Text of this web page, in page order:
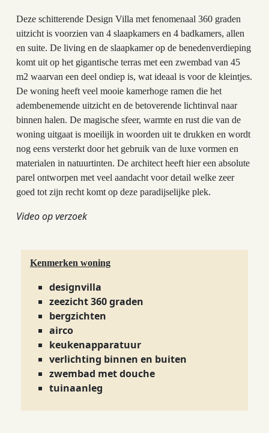
Deze schitterende Design Villa met fenomenaal 360 graden
uitzicht is voorzien van 4 slaapkamers en 4 badkamers, allen
en suite. De living en de slaapkamer op de benedenverdieping
komt uit op het gigantische terras met een zwembad van 45
m2 waarvan een deel ondiep is, wat ideaal is voor de kleintjes.
De woning heeft veel mooie kamerhoge ramen die het
adembenemende uitzicht en de betoverende lichtinval naar
binnen halen. De magische sfeer, warmte en rust die van de
woning uitgaat is moeilijk in woorden uit te drukken en wordt
nog eens versterkt door het gebruik van de luxe vormen en
materialen in natuurtinten. De architect heeft hier een absolute
parel ontworpen met veel aandacht voor detail welke zeer
goed tot zijn recht komt op deze paradijselijke plek.
Video op verzoek
Kenmerken woning
designvilla
zeezicht 360 graden
bergzichten
airco
keukenapparatuur
verlichting binnen en buiten
zwembad met douche
tuinaanleg